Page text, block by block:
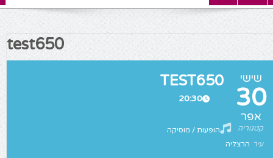
test650
שישי
30
אפר
TEST650
20:30
קטגוריה
הופעות / מוסיקה
עיר הרצליה